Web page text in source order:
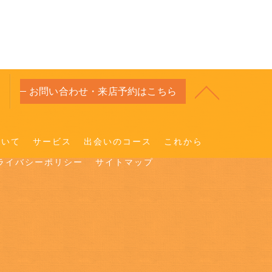
お問い合わせ・来店予約はこちら
て サービス 出会いのコース これから
イバシーポリシー サイトマップ